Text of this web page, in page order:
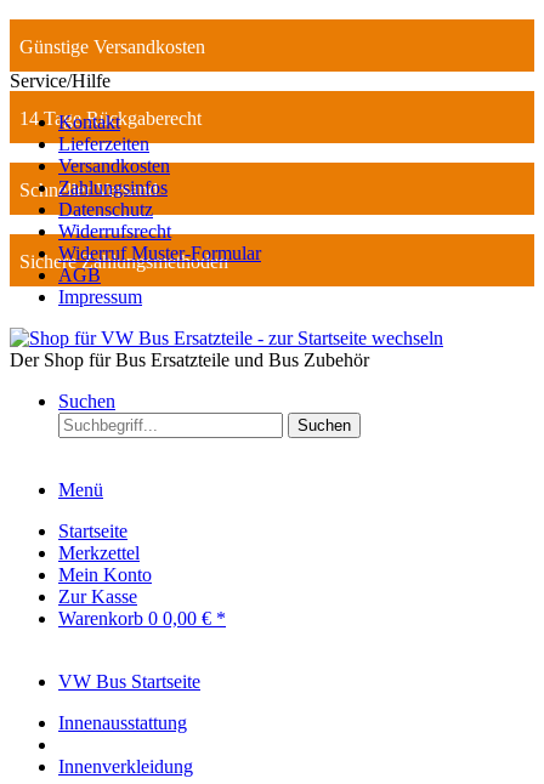
Günstige Versandkosten
14 Tage Rückgaberecht
Schneller Versand
Sichere Zahlungsmethoden
Service/Hilfe
Kontakt
Lieferzeiten
Versandkosten
Zahlungsinfos
Datenschutz
Widerrufsrecht
Widerruf Muster-Formular
AGB
Impressum
Der Shop für Bus Ersatzteile und Bus Zubehör
Suchen
Suchen
Menü
Startseite
Merkzettel
Mein Konto
Zur Kasse
Warenkorb 0 0,00 € *
VW Bus Startseite
Innenausstattung
Innenverkleidung